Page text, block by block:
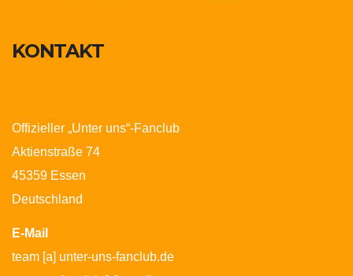
KONTAKT
Offizieller „Unter uns“-Fanclub
Aktienstraße 74
45359 Essen
Deutschland
E-Mail
team [a] unter-uns-fanclub.de